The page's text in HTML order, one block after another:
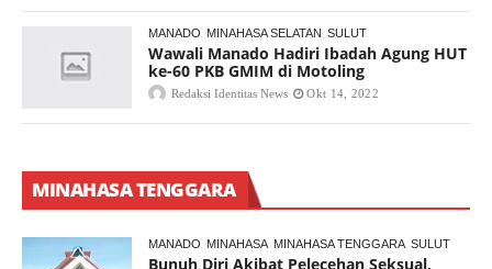
MANADO MINAHASA SELATAN SULUT
Wawali Manado Hadiri Ibadah Agung HUT
ke-60 PKB GMIM di Motoling
Redaksi Identitas News Okt 14, 2022
MINAHASA TENGGARA
MANADO MINAHASA MINAHASA TENGGARA SULUT
Bunuh Diri Akibat Pelecehan Seksual,